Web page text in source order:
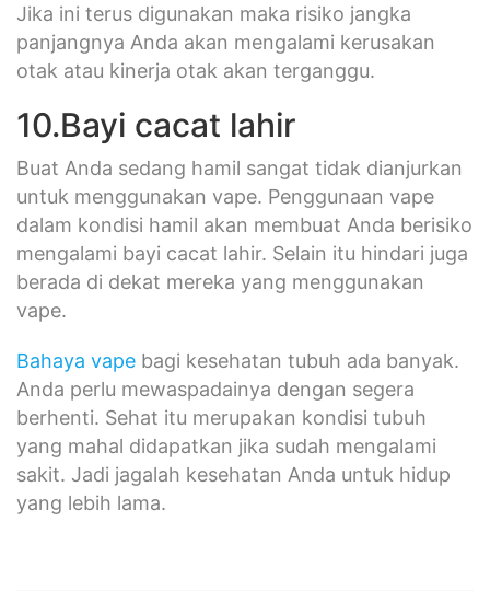
Jika ini terus digunakan maka risiko jangka
panjangnya Anda akan mengalami kerusakan
otak atau kinerja otak akan terganggu.
10.Bayi cacat lahir
Buat Anda sedang hamil sangat tidak dianjurkan
untuk menggunakan vape. Penggunaan vape
dalam kondisi hamil akan membuat Anda berisiko
mengalami bayi cacat lahir. Selain itu hindari juga
berada di dekat mereka yang menggunakan
vape.
Bahaya vape bagi kesehatan tubuh ada banyak.
Anda perlu mewaspadainya dengan segera
berhenti. Sehat itu merupakan kondisi tubuh
yang mahal didapatkan jika sudah mengalami
sakit. Jadi jagalah kesehatan Anda untuk hidup
yang lebih lama.